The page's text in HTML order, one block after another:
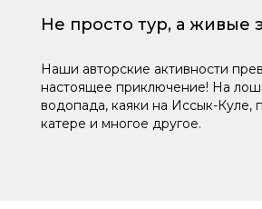
Не просто тур, а живые
Наши авторские активности
настоящее приключение! На
водопада, каяки на Иссык-Куле,
катере и многое другое.